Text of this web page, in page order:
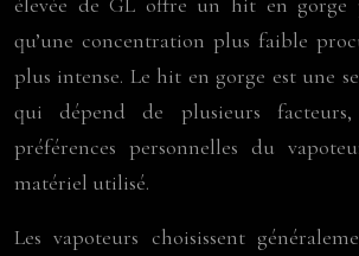
qu’une concentration plus faible
plus intense. Le hit en gorge est une
qui dépend de plusieurs
préférences personnelles du
matériel utilisé.
Les vapoteurs choisissent